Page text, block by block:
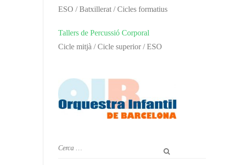
ESO / Batxillerat / Cicles formatius
Tallers de Percussió Corporal
Cicle mitjà / Cicle superior / ESO